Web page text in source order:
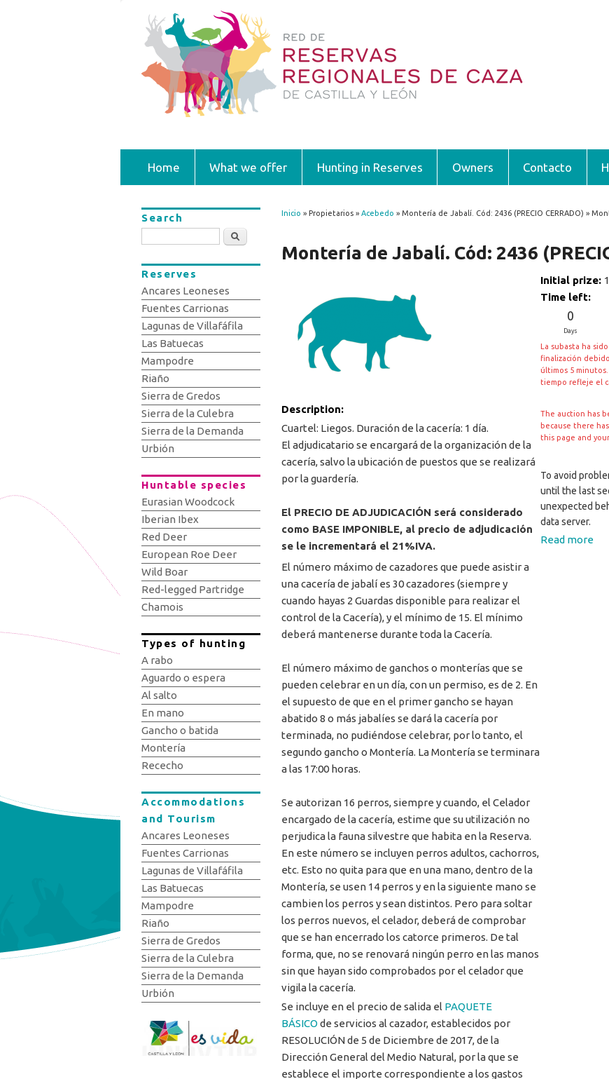
Home What we offer Hunting in Reserves Owners Contacto
You are here
Inicio » Propietarios » Acebedo » Montería de Jabalí. Cód: 2436 (PRECIO CERRADO) »
Montería de Jabalí. Cód: 2436
Description:
Cuartel: Liegos. Duración de la cacería: 1 día.
El adjudicatario se encargará de la organización de la
cacería, salvo la ubicación de puestos que se realizará
por la guardería.
El PRECIO DE ADJUDICACIÓN será considerado
como BASE IMPONIBLE, al precio de adjudicación
se le incrementará el 21%IVA.
El número máximo de cazadores que puede asistir a
una cacería de jabalí es 30 cazadores (siempre y
cuando hayas 2 Guardas disponible para realizar el
control de la Cacería), y el mínimo de 15. El mínimo
deberá mantenerse durante toda la Cacería.
El número máximo de ganchos o monterías que se
pueden celebrar en un día, con un permiso, es de 2. En
el supuesto de que en el primer gancho se hayan
abatido 8 o más jabalíes se dará la cacería por
terminada, no pudiéndose celebrar, por lo tanto, el
segundo gancho o Montería. La Montería se terminara
a las 17:00 horas.
Se autorizan 16 perros, siempre y cuando, el Celador
encargado de la cacería, estime que su utilización no
perjudica la fauna silvestre que habita en la Reserva.
En este número se incluyen perros adultos, cachorros,
etc. Esto no quita para que en una mano, dentro de la
Montería, se usen 14 perros y en la siguiente mano se
cambien los perros y sean distintos. Pero para soltar
los perros nuevos, el celador, deberá de comprobar
que se han encerrado los catorce primeros. De tal
forma, que, no se renovará ningún perro en las manos
sin que hayan sido comprobados por el celador que
vigila la cacería.
Se incluye en el precio de salida el PAQUETE
BÁSICO de servicios al cazador, establecidos por
RESOLUCIÓN de 5 de Diciembre de 2017, de la
Dirección General del Medio Natural, por la que se
establece el importe correspondiente a los gastos
Initial prize:
Time left:
0
Days
La subasta ha
finalización
últimos 5
tiempo refleje el
The auction has
because there
this page and
To avoid
until the last
unexpected
data server.
Read more
Search
Search
Reserves
Ancares Leoneses
Fuentes Carrionas
Lagunas de Villafáfila
Las Batuecas
Mampodre
Riaño
Sierra de Gredos
Sierra de la Culebra
Sierra de la Demanda
Urbión
Huntable species
Eurasian Woodcock
Iberian Ibex
Red Deer
European Roe Deer
Wild Boar
Red-legged Partridge
Chamois
Types of hunting
A rabo
Aguardo o espera
Al salto
En mano
Gancho o batida
Montería
Rececho
Accommodations
and Tourism
Ancares Leoneses
Fuentes Carrionas
Lagunas de Villafáfila
Las Batuecas
Mampodre
Riaño
Sierra de Gredos
Sierra de la Culebra
Sierra de la Demanda
Urbión